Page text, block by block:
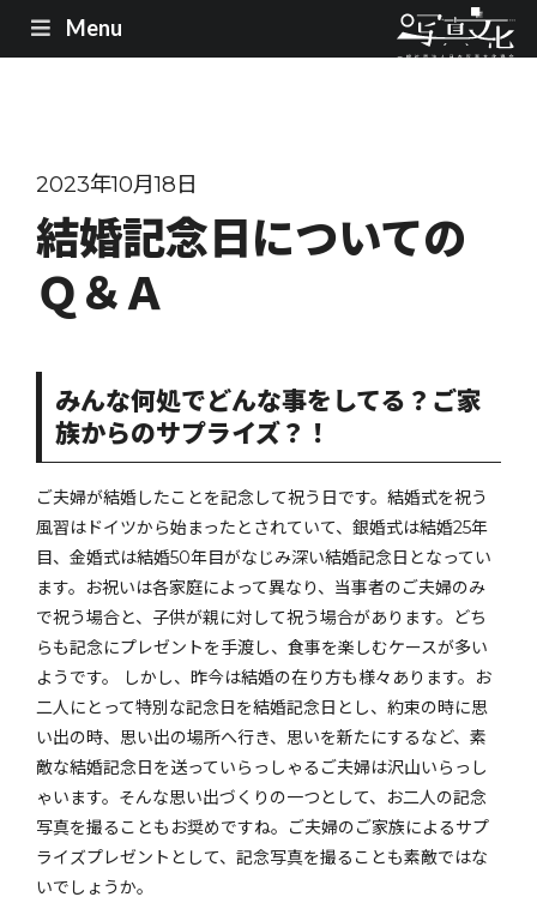
Menu
2023年10月18日
結婚記念日についての
Ｑ＆Ａ
みんな何処でどんな事をしてる？ご家
族からのサプライズ？！
ご夫婦が結婚したことを記念して祝う日です。結婚式を祝う
風習はドイツから始まったとされていて、銀婚式は結婚25年
目、金婚式は結婚50年目がなじみ深い結婚記念日となってい
ます。お祝いは各家庭によって異なり、当事者のご夫婦のみ
で祝う場合と、子供が親に対して祝う場合があります。どち
らも記念にプレゼントを手渡し、食事を楽しむケースが多い
ようです。 しかし、昨今は結婚の在り方も様々あります。お
二人にとって特別な記念日を結婚記念日とし、約束の時に思
い出の時、思い出の場所へ行き、思いを新たにするなど、素
敵な結婚記念日を送っていらっしゃるご夫婦は沢山いらっし
ゃいます。そんな思い出づくりの一つとして、お二人の記念
写真を撮ることもお奨めですね。ご夫婦のご家族によるサプ
ライズプレゼントとして、記念写真を撮ることも素敵ではな
いでしょうか。